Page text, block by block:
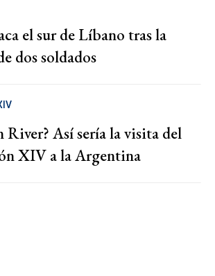
el sur de Líbano tras la
dos soldados
River? Así sería la visita del
XIV a la Argentina